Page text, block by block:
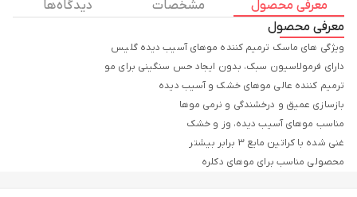
معرفی محصول مشخصات
دیدگاه ها
معرفی محصول